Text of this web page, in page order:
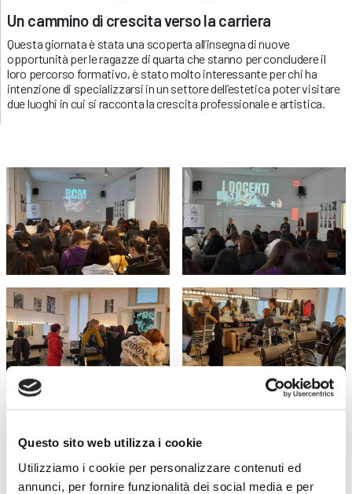
Questo sito web utilizza i cookie
Utilizziamo i cookie per personalizzare contenuti ed
annunci, per fornire funzionalità dei social media e per
Un cammino di crescita verso la carriera
Questa giornata è stata una scoperta all’insegna di nuove
opportunità per le ragazze di quarta che stanno per concludere il
loro percorso formativo, è stato molto interessante per chi ha
intenzione di specializzarsi in un settore dell’estetica poter visitare
due luoghi in cui si racconta la crescita professionale e artistica.